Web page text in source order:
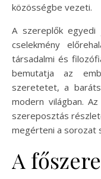
közösségbe vezeti.
A szereplők egyedi
cselekmény
társadalmi és
bemutatja az
szeretetet, a
modern világban.
szereposztás
megérteni a sorozat
A